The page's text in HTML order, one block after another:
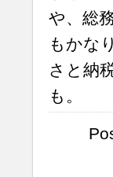
や、総
もかな
さと納
も。